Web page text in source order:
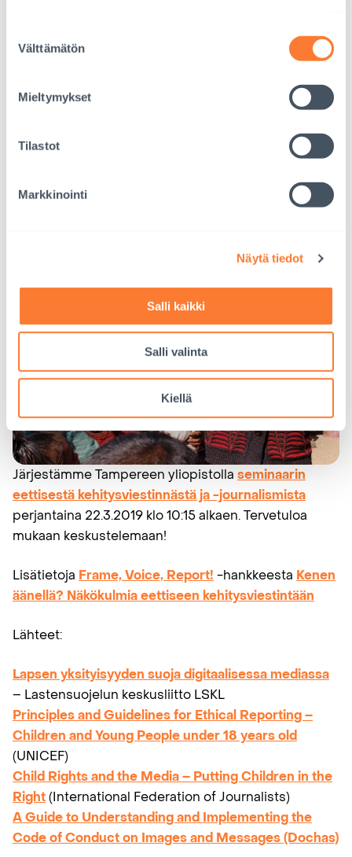
valinta
Välttämätön
Mieltymykset
Tilastot
Markkinointi
Näytä tiedot
Salli kaikki
Salli valinta
Kiellä
hankkeemme osana valmistuu minidokumentti
lapsityön vastaisesta työstä Nepalissa. Siinä
mukana heidän tärkeässä työssään.
Järjestämme Tampereen yliopistolla seminaarin
eettisestä kehitysviestinnästä ja -journalismista
perjantaina 22.3.2019 klo 10:15 alkaen. Tervetuloa
mukaan keskustelemaan!
Lisätietoja Frame, Voice, Report! -hankkeesta Kenen
äänellä? Näkökulmia eettiseen kehitysviestintään
Lähteet:
Lapsen yksityisyyden suoja digitaalisessa mediassa
– Lastensuojelun keskusliitto LSKL
Principles and Guidelines for Ethical Reporting –
Children and Young People under 18 years old
(UNICEF)
Child Rights and the Media – Putting Children in the
Right(International Federation of Journalists)
A Guide to Understanding and Implementing the
Code of Conduct on Images and Messages (Dochas)